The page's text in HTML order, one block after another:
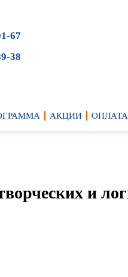
67
38
АКЦИИ
и